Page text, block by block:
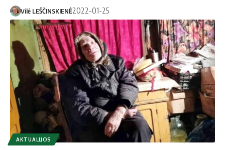
Vilė LEŠČINSKIENĖ2022-01-25
AKTUALIJOS